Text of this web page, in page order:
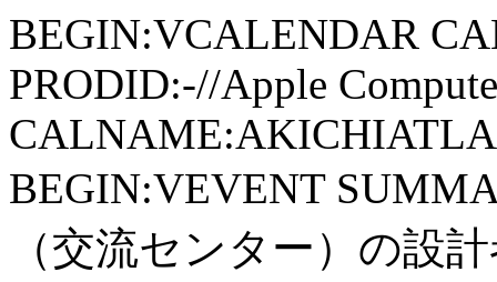
BEGIN:VCALENDAR
PRODID:-//Apple
BEGIN:VEVENT
（交流センター）の設